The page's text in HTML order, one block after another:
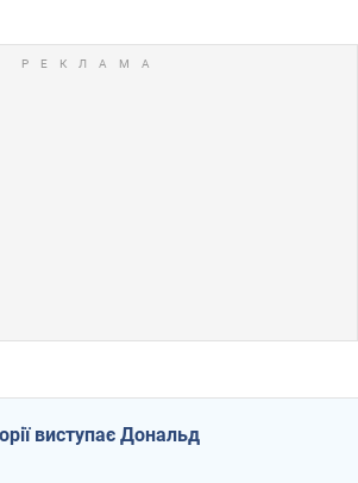
виступає Дональд